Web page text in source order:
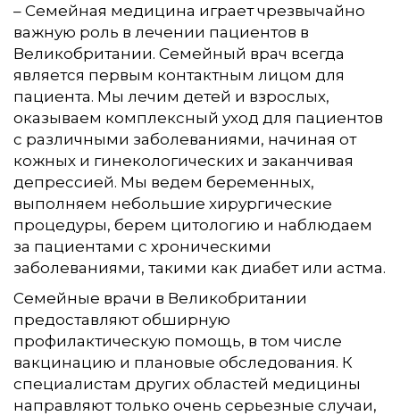
– Семейная медицина играет чрезвычайно
важную роль в лечении пациентов в
Великобритании. Семейный врач всегда
является первым контактным лицом для
пациента. Мы лечим детей и взрослых,
оказываем комплексный уход для пациентов
с различными заболеваниями, начиная от
кожных и гинекологических и заканчивая
депрессией. Мы ведем беременных,
выполняем небольшие хирургические
процедуры, берем цитологию и наблюдаем
за пациентами с хроническими
заболеваниями, такими как диабет или астма.
Семейные врачи в Великобритании
предоставляют обширную
профилактическую помощь, в том числе
вакцинацию и плановые обследования. К
специалистам других областей медицины
направляют только очень серьезные случаи,